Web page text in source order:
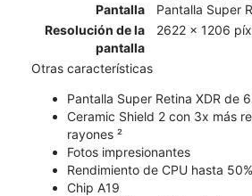
Pantalla
Pantalla Super
Resolución de la
pantalla
2622 x 1206
Otras características
Pantalla Super Retina XDR de
Ceramic Shield 2 con 3x más
rayones ²
Fotos impresionantes
Rendimiento de CPU hasta
Chip A19